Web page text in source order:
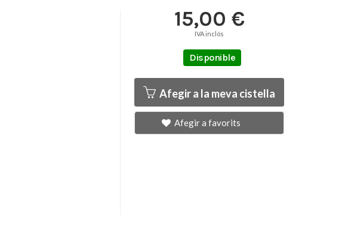
15,00 €
IVA inclós
Disponible
Afegir a la meva cistella
Afegir a favorits